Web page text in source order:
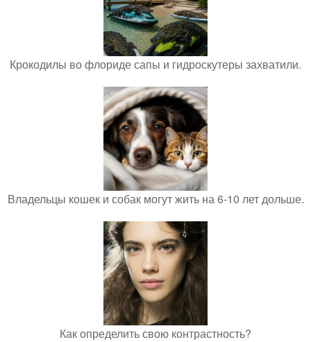
Крокодилы во флориде сапы и гидроскутеры захватили.
Владельцы кошек и собак могут жить на 6-10 лет дольше.
Как определить свою контрастность?